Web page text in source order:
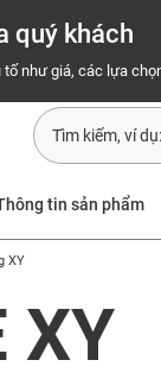
quý khách
như giá, các lựa
tin sản phẩm
XY
XY